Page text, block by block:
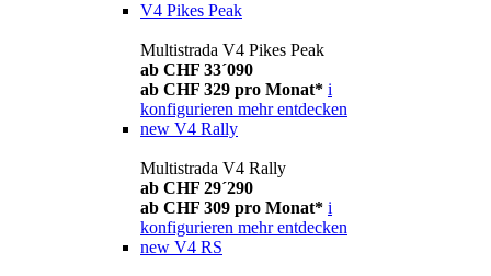
V4 Pikes Peak
Multistrada V4 Pikes Peak
ab CHF 33´090
ab CHF 329 pro Monat* i
konfigurieren mehr entdecken
new V4 Rally
Multistrada V4 Rally
ab CHF 29´290
ab CHF 309 pro Monat* i
konfigurieren mehr entdecken
new V4 RS